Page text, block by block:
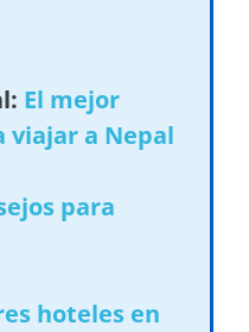
El mejor
a Nepal
para
hoteles en